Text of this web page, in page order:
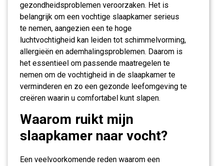
gezondheidsproblemen veroorzaken. Het is
belangrijk om een vochtige slaapkamer serieus
te nemen, aangezien een te hoge
luchtvochtigheid kan leiden tot schimmelvorming,
allergieën en ademhalingsproblemen. Daarom is
het essentieel om passende maatregelen te
nemen om de vochtigheid in de slaapkamer te
verminderen en zo een gezonde leefomgeving te
creëren waarin u comfortabel kunt slapen.
Waarom ruikt mijn
slaapkamer naar vocht?
Een veelvoorkomende reden waarom een